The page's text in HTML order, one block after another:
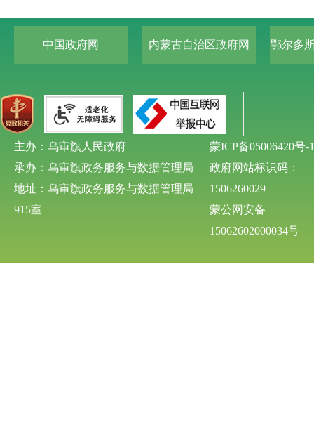
中国政府网 内蒙古自治区政府网 鄂尔多
主办：乌审旗人民政府
承办：乌审旗政务服务与数据管理局
地址：乌审旗政务服务与数据管理局
915室
蒙ICP备05006420号-1
政府网站标识码：
1506260029
蒙公网安备
15062602000034号